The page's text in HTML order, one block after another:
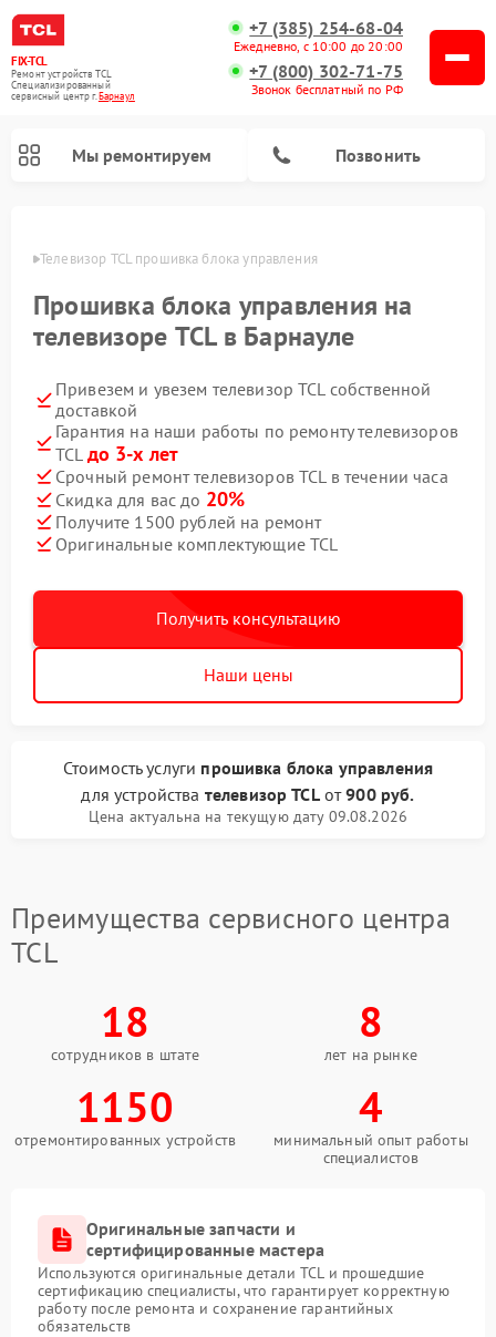
FIX-TCL
Ремонт устройств TCL
Специализированный
cервисный центр г.Барнаул
+7 (385) 254-68-04
Ежедневно, с 10:00 до 20:00
+7 (800) 302-71-75
Звонок бесплатный по РФ
Мы ремонтируем Позвонить
Телевизор TCL прошивка блока управления
Прошивка блока управления на
телевизоре TCL в Барнауле
Привезем и увезем телевизор TCL собственной
доставкой
Гарантия на наши работы по ремонту телевизоров
TCL до 3-х лет
Срочный ремонт телевизоров TCL в течении часа
Скидка для вас до 20%
Получите 1500 рублей на ремонт
Оригинальные комплектующие TCL
Получить консультацию
Наши цены
Стоимость услуги прошивка блока управления
для устройства телевизор TCLот900 руб.
Цена актуальна на текущую дату 09.08.2026
Преимущества сервисного центра
TCL
18
сотрудников в штате
8
лет на рынке
1150
отремонтированных устройств
4
минимальный опыт работы
специалистов
Оригинальные запчасти и
сертифицированные мастера
Используются оригинальные детали TCL и прошедшие
сертификацию специалисты, что гарантирует корректную
работу после ремонта и сохранение гарантийных
обязательств